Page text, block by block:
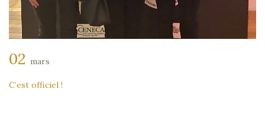
02 mars
C’est officiel !